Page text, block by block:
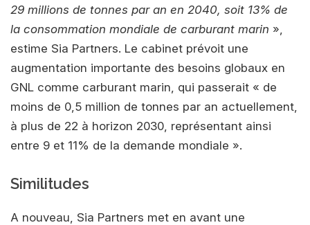
29 millions de tonnes par an en 2040, soit 13% de
la consommation mondiale de carburant marin »,
estime Sia Partners. Le cabinet prévoit une
augmentation importante des besoins globaux en
GNL comme carburant marin, qui passerait « de
moins de 0,5 million de tonnes par an actuellement,
à plus de 22 à horizon 2030, représentant ainsi
entre 9 et 11% de la demande mondiale ».
Similitudes
A nouveau, Sia Partners met en avant une